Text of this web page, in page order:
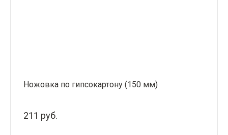
Ножовка по гипсокартону (150 мм)
211 руб.